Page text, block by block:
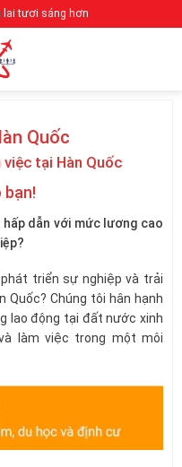
lai tươi sáng hơn
Quốc
tại Hàn Quốc
bạn!
dẫn với mức lương cao
triển sự nghiệp và trải
Chúng tôi hân hạnh
lao động tại đất nước xinh
làm việc trong một môi